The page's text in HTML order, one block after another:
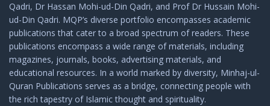
Qadri, Dr Hassan Mohi-ud-Din Qadri, and Prof Dr Hussain Mohi-
ud-Din Qadri. MQP’s diverse portfolio encompasses academic
publications that cater to a broad spectrum of readers. These
publications encompass a wide range of materials, including
magazines, journals, books, advertising materials, and
educational resources. In a world marked by diversity, Minhaj-ul-
Quran Publications serves as a bridge, connecting people with
the rich tapestry of Islamic thought and spirituality.